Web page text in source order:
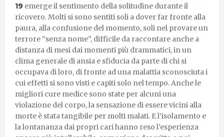
19 emerge il sentimento della solitudine durante il
ricovero. Molti si sono sentiti soli a dover far fronte alla
paura, alla confusione del momento, soli nel provare un
terrore “senza nome”, difficile da raccontare anche a
distanza di mesi dai momenti più drammatici, in un
clima generale di ansia e sfiducia da parte di chi si
occupava di loro, di fronte ad una malattia sconosciuta i
cui effetti si sono visti e capiti solo nel tempo. Anche le
migliori cure medice sono state per alcuni una
violazione del corpo, la sensazione di essere vicini alla
morte è stata tangibile per molti malati. E l’isolamento e
la lontananza dai propri cari hanno reso l’esperienza